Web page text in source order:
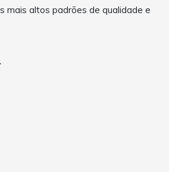
mais altos padrões de qualidade e